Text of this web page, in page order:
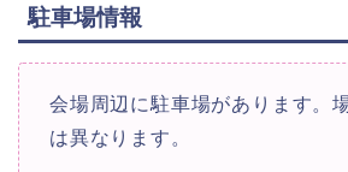
駐車場情報
会場周辺に駐車場があります。
は異なります。